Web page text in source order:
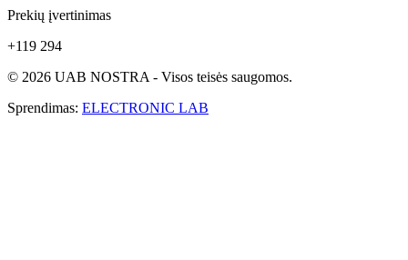
Prekių įvertinimas
+119 294
© 2026 UAB NOSTRA - Visos teisės saugomos.
Sprendimas: ELECTRONIC LAB